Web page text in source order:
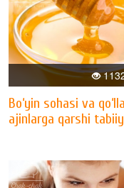
Bo‘yin sohasi va
ajinlarga qarshi